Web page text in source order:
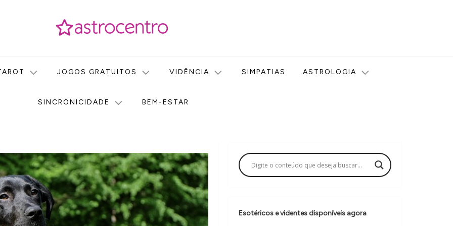
JOGOS GRATUITOS VIDÊNCIA SIMPATIAS ASTROLOGIA
SINCRONICIDADE BEM-ESTAR
Esotéricos e videntes disponíveis agora